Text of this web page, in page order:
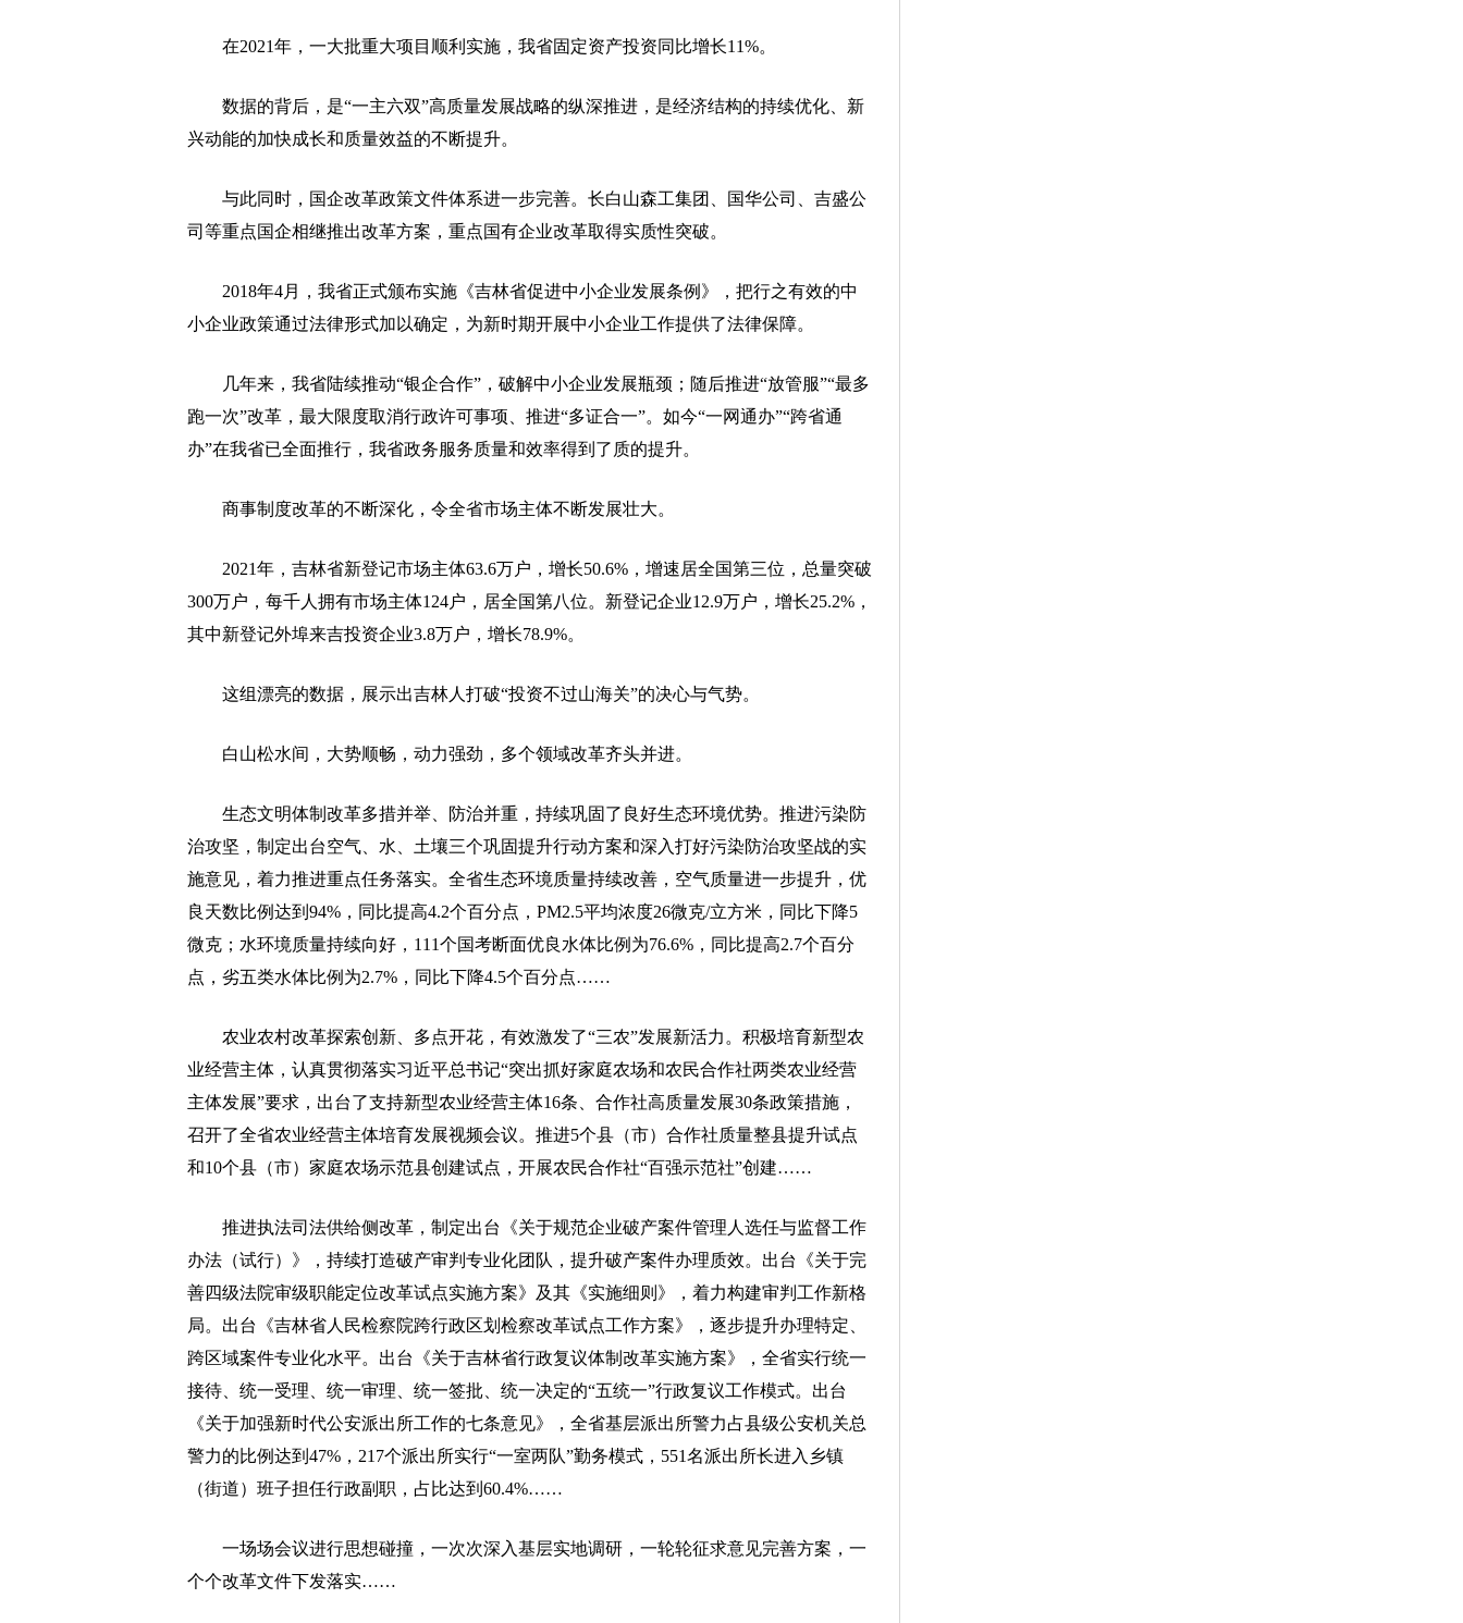
在2021年，一大批重大项目顺利实施，我省固定资产投资同比增长11%。
数据的背后，是“一主六双”高质量发展战略的纵深推进，是经济结构的持续优化、新
兴动能的加快成长和质量效益的不断提升。
与此同时，国企改革政策文件体系进一步完善。长白山森工集团、国华公司、吉盛公
司等重点国企相继推出改革方案，重点国有企业改革取得实质性突破。
2018年4月，我省正式颁布实施《吉林省促进中小企业发展条例》，把行之有效的中
小企业政策通过法律形式加以确定，为新时期开展中小企业工作提供了法律保障。
几年来，我省陆续推动“银企合作”，破解中小企业发展瓶颈；随后推进“放管服”“最多
跑一次”改革，最大限度取消行政许可事项、推进“多证合一”。如今“一网通办”“跨省通
办”在我省已全面推行，我省政务服务质量和效率得到了质的提升。
商事制度改革的不断深化，令全省市场主体不断发展壮大。
2021年，吉林省新登记市场主体63.6万户，增长50.6%，增速居全国第三位，总量突破
300万户，每千人拥有市场主体124户，居全国第八位。新登记企业12.9万户，增长25.2%，
其中新登记外埠来吉投资企业3.8万户，增长78.9%。
这组漂亮的数据，展示出吉林人打破“投资不过山海关”的决心与气势。
白山松水间，大势顺畅，动力强劲，多个领域改革齐头并进。
生态文明体制改革多措并举、防治并重，持续巩固了良好生态环境优势。推进污染防
治攻坚，制定出台空气、水、土壤三个巩固提升行动方案和深入打好污染防治攻坚战的实
施意见，着力推进重点任务落实。全省生态环境质量持续改善，空气质量进一步提升，优
良天数比例达到94%，同比提高4.2个百分点，PM2.5平均浓度26微克/立方米，同比下降5
微克；水环境质量持续向好，111个国考断面优良水体比例为76.6%，同比提高2.7个百分
点，劣五类水体比例为2.7%，同比下降4.5个百分点……
农业农村改革探索创新、多点开花，有效激发了“三农”发展新活力。积极培育新型农
业经营主体，认真贯彻落实习近平总书记“突出抓好家庭农场和农民合作社两类农业经营
主体发展”要求，出台了支持新型农业经营主体16条、合作社高质量发展30条政策措施，
召开了全省农业经营主体培育发展视频会议。推进5个县（市）合作社质量整县提升试点
和10个县（市）家庭农场示范县创建试点，开展农民合作社“百强示范社”创建……
推进执法司法供给侧改革，制定出台《关于规范企业破产案件管理人选任与监督工作
办法（试行）》，持续打造破产审判专业化团队，提升破产案件办理质效。出台《关于完
善四级法院审级职能定位改革试点实施方案》及其《实施细则》，着力构建审判工作新格
局。出台《吉林省人民检察院跨行政区划检察改革试点工作方案》，逐步提升办理特定、
跨区域案件专业化水平。出台《关于吉林省行政复议体制改革实施方案》，全省实行统一
接待、统一受理、统一审理、统一签批、统一决定的“五统一”行政复议工作模式。出台
《关于加强新时代公安派出所工作的七条意见》，全省基层派出所警力占县级公安机关总
警力的比例达到47%，217个派出所实行“一室两队”勤务模式，551名派出所长进入乡镇
（街道）班子担任行政副职，占比达到60.4%……
一场场会议进行思想碰撞，一次次深入基层实地调研，一轮轮征求意见完善方案，一
个个改革文件下发落实……